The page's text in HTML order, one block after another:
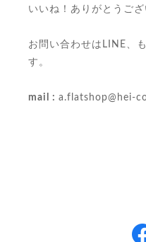
いいね！ありがとうご
お問い合わせはLINE、
す。
mail : a.flatshop@hei-